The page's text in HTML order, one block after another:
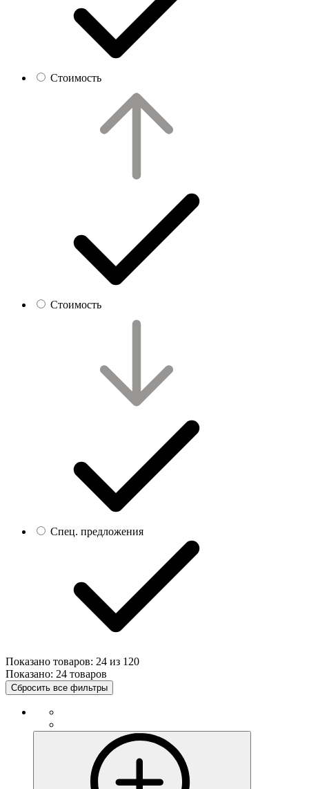
Стоимость
Стоимость
Спец. предложения
Показано товаров: 24 из 120
Показано: 24 товаров
Сбросить все фильтры